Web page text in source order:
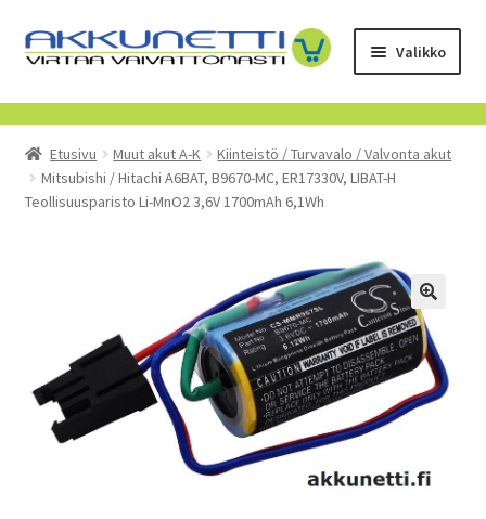
Siirry
navigointiin
Siirry
sisältöön
Valikko
Kauppa
Tietoa meistä
POISTUVAT TUOTTEET
Etusivu Muut akut A-K
Kiinteistö / Turvavalo / Valvonta akut
Mitsubishi / Hitachi A6BAT, B9670-MC, ER17330V, LIBAT-H
Teollisuusparisto Li-MnO2 3,6V 1700mAh 6,1Wh